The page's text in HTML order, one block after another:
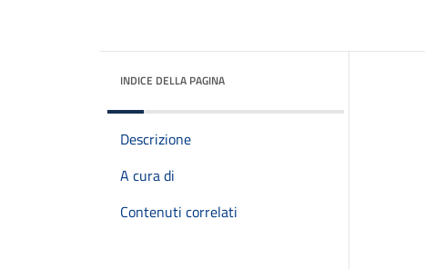
INDICE DELLA PAGINA
Descrizione
A cura di
Contenuti correlati